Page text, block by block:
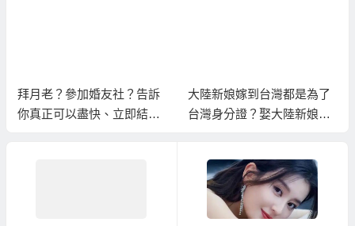
拜月老？參加婚友社？告訴
你真正可以盡快、立即結婚
大陸新娘嫁到台灣都是為了
台灣身分證？娶大陸新娘有